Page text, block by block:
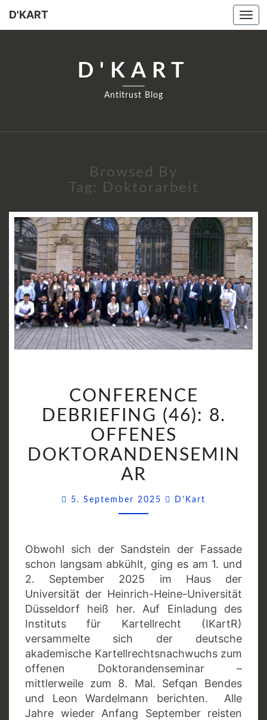
D'KART
D'KART
Antitrust Blog
Browsed By
Tag:
Doktorarbeit
DEBRIEFING
(46):
8.
OFFENES
CONFERENCE
DEBRIEFING (46): 8.
OFFENES
DOKTORANDENSEMIN
AR
5. September 2025 D'Kart
Obwohl sich der Sandstein der Fassade
schon langsam abkühlt, ging es am 1. und
2. September 2025 im Haus der
Universität der Heinrich-Heine-Universität
Düsseldorf heiß her. Auf Einladung des
Instituts für Kartellrecht (IKartR)
versammelte sich der deutsche
akademische Kartellrechtsnachwuchs zum
offenen Doktorandenseminar –
mittlerweile zum 8. Mal. Sefqan Bendes
und Leon Wardelmann berichten. Alle
Jahre wieder Anfang September reisten